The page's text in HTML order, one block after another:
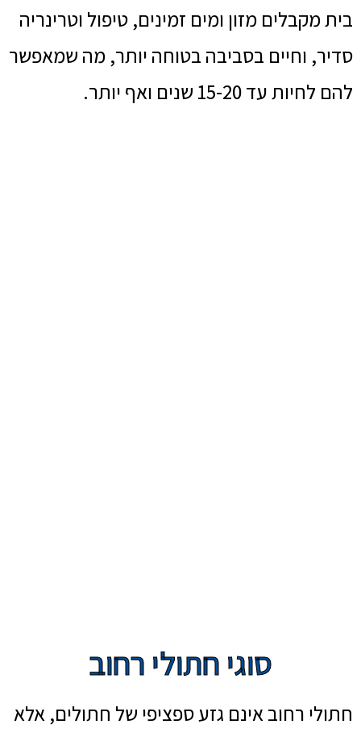
בית מקבלים מזון ומים זמינים, טיפול וטרינריה
סדיר, וחיים בסביבה בטוחה יותר, מה שמאפשר
להם לחיות עד 15-20 שנים ואף יותר.
סוגי חתולי רחוב
חתולי רחוב אינם גזע ספציפי של חתולים, אלא